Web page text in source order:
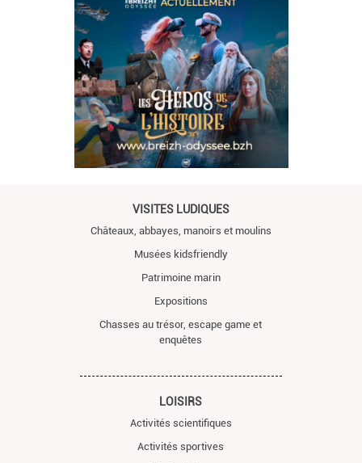
VISITES LUDIQUES
Châteaux, abbayes, manoirs et moulins
Musées kidsfriendly
Patrimoine marin
Expositions
Chasses au trésor, escape game et
enquêtes
LOISIRS
Activités scientifiques
Activités sportives